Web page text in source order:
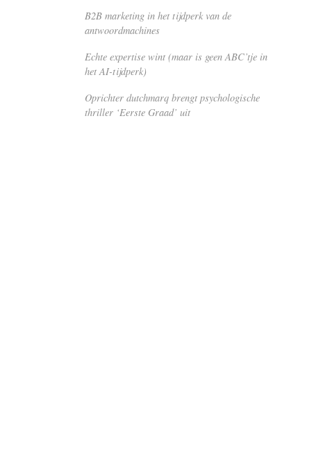
B2B marketing in het tijdperk van de
antwoordmachines
Echte expertise wint (maar is geen ABC’tje in
het AI-tijdperk)
Oprichter dutchmarq brengt psychologische
thriller ‘Eerste Graad’ uit